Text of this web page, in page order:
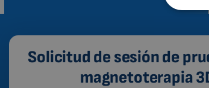
Solicitud de sesión de
magnetoterapia